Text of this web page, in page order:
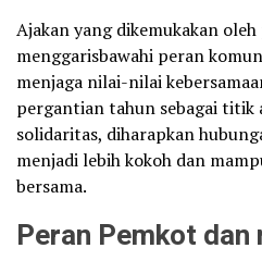
Ajakan yang dikemukakan
menggarisbawahi peran
menjaga nilai-nilai
pergantian tahun sebagai titik
solidaritas, diharapkan
menjadi lebih kokoh dan
bersama.
Peran Pemkot